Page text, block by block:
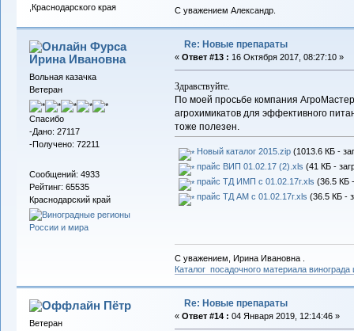
,Краснодарского края
С уважением Александр.
Фурса
Ирина Ивановна
Вольная казачка
Ветеран
Спасибо
-Дано: 27117
-Получено: 72211
Сообщений: 4933
Рейтинг: 65535
Краснодарский край
Re: Новые препараты
« Ответ #13 : 16 Октября 2017, 08:27:10 »
Здравствуйте.
По моей просьбе компания
агрохимикатов для эффективного
тоже полезен.
Новый каталог 2015.zip(1013.6 КБ -
прайс ВИП 01.02.17 (2).xls (41 КБ -
прайс ТД ИМП с 01.02.17г.xls (36.5 КБ
прайс ТД АМ с 01.02.17г.xls (36.5 КБ -
С уважением, Ирина Ивановна .
Каталог посадочного материала
Пётр
Ветеран
Re: Новые препараты
« Ответ #14 : 04 Января 2019, 12:14:46 »